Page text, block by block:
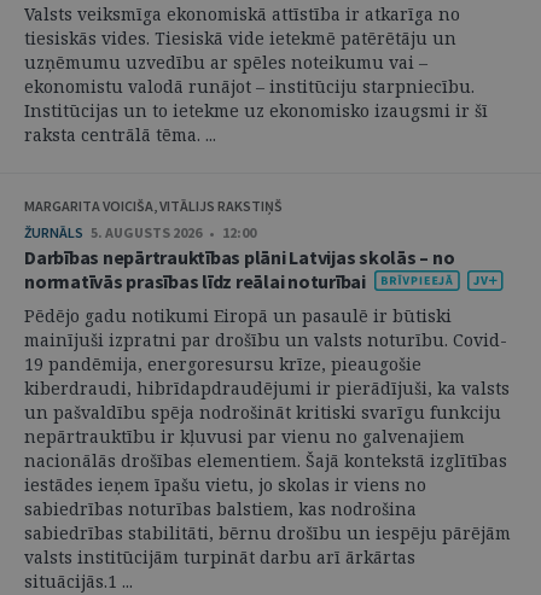
Valsts veiksmīga ekonomiskā attīstība ir atkarīga no
tiesiskās vides. Tiesiskā vide ietekmē patērētāju un
uzņēmumu uzvedību ar spēles noteikumu vai –
ekonomistu valodā runājot – institūciju starpniecību.
Institūcijas un to ietekme uz ekonomisko izaugsmi ir šī
raksta centrālā tēma. ...
MARGARITA VOICIŠA, VITĀLIJS RAKSTIŅŠ
ŽURNĀLS 5. AUGUSTS 2026 • 12:00
Darbības nepārtrauktības plāni Latvijas skolās – no
normatīvās prasības līdz reālai noturībai
Pēdējo gadu notikumi Eiropā un pasaulē ir būtiski
mainījuši izpratni par drošību un valsts noturību. Covid-
19 pandēmija, energoresursu krīze, pieaugošie
kiberdraudi, hibrīdapdraudējumi ir pierādījuši, ka valsts
un pašvaldību spēja nodrošināt kritiski svarīgu funkciju
nepārtrauktību ir kļuvusi par vienu no galvenajiem
nacionālās drošības elementiem. Šajā kontekstā izglītības
iestādes ieņem īpašu vietu, jo skolas ir viens no
sabiedrības noturības balstiem, kas nodrošina
sabiedrības stabilitāti, bērnu drošību un iespēju pārējām
valsts institūcijām turpināt darbu arī ārkārtas
situācijās.1 ...